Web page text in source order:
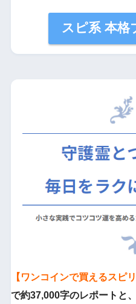
スピ系 本格
【ワンコインで買えるスピ
で約37,000字のレポートと